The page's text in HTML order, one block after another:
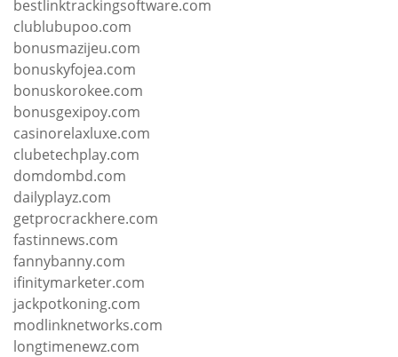
bestlinktrackingsoftware.com
clublubupoo.com
bonusmazijeu.com
bonuskyfojea.com
bonuskorokee.com
bonusgexipoy.com
casinorelaxluxe.com
clubetechplay.com
domdombd.com
dailyplayz.com
getprocrackhere.com
fastinnews.com
fannybanny.com
ifinitymarketer.com
jackpotkoning.com
modlinknetworks.com
longtimenewz.com